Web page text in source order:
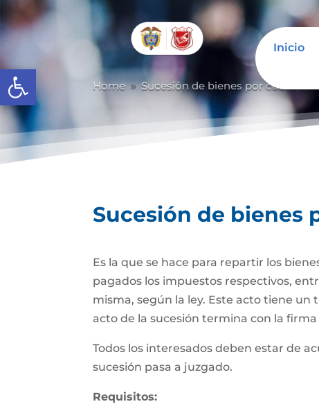
Abrir barra de herramientas
Inicio
Home 9 Sucesión de bienes por causa de
Sucesión de bienes
Es la que se hace para repartir los
pagados los impuestos respectivos,
misma, según la ley. Este acto tiene un
acto de la sucesión termina con la
Todos los interesados deben estar de
sucesión pasa a juzgado.
Requisitos: